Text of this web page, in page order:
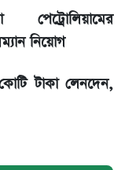
পেট্রোলিয়ামের
নিয়োগ
টাকা লেনদেন,